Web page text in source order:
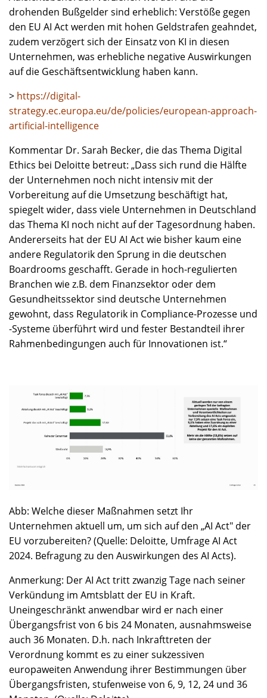
drohenden Bußgelder sind erheblich: Verstöße gegen
den EU AI Act werden mit hohen Geldstrafen geahndet,
zudem verzögert sich der Einsatz von KI in diesen
Unternehmen, was erhebliche negative Auswirkungen
auf die Geschäftsentwicklung haben kann.
> https://digital-
strategy.ec.europa.eu/de/policies/european-approach-
artificial-intelligence
Kommentar Dr. Sarah Becker, die das Thema Digital
Ethics bei Deloitte betreut: „Dass sich rund die Hälfte
der Unternehmen noch nicht intensiv mit der
Vorbereitung auf die Umsetzung beschäftigt hat,
spiegelt wider, dass viele Unternehmen in Deutschland
das Thema KI noch nicht auf der Tagesordnung haben.
Andererseits hat der EU AI Act wie bisher kaum eine
andere Regulatorik den Sprung in die deutschen
Boardrooms geschafft. Gerade in hoch-regulierten
Branchen wie z.B. dem Finanzsektor oder dem
Gesundheitssektor sind deutsche Unternehmen
gewohnt, dass Regulatorik in Compliance-Prozesse und
-Systeme überführt wird und fester Bestandteil ihrer
Rahmenbedingungen auch für Innovationen ist.“
Abb: Welche dieser Maßnahmen setzt Ihr
Unternehmen aktuell um, um sich auf den „AI Act" der
EU vorzubereiten? (Quelle: Deloitte, Umfrage AI Act
2024. Befragung zu den Auswirkungen des AI Acts).
Anmerkung: Der AI Act tritt zwanzig Tage nach seiner
Verkündung im Amtsblatt der EU in Kraft.
Uneingeschränkt anwendbar wird er nach einer
Übergangsfrist von 6 bis 24 Monaten, ausnahmsweise
auch 36 Monaten. D.h. nach Inkrafttreten der
Verordnung kommt es zu einer sukzessiven
europaweiten Anwendung ihrer Bestimmungen über
Übergangsfristen, stufenweise von 6, 9, 12, 24 und 36